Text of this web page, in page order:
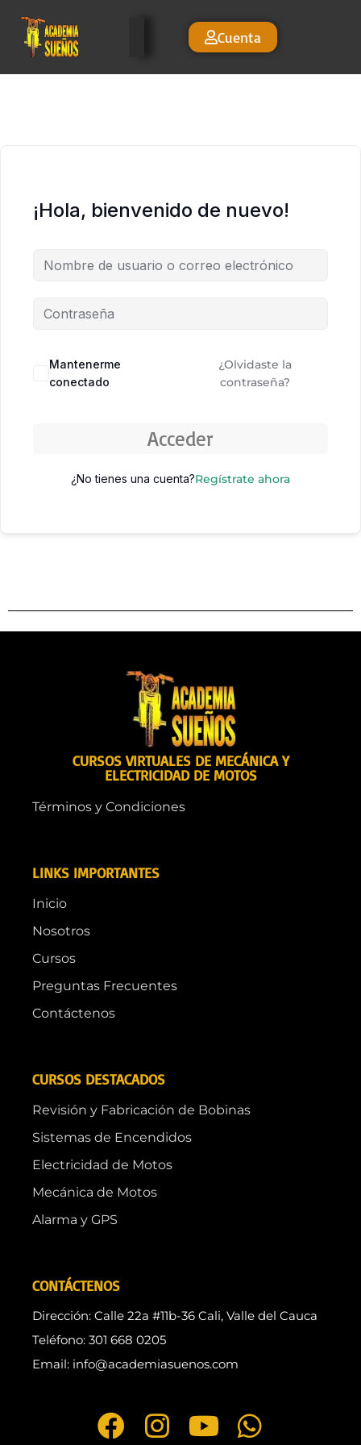
Cuenta
¡Hola, bienvenido de nuevo!
Mantenerme
conectado
¿Olvidaste la
contraseña?
Acceder
¿No tienes una cuenta?Regístrate ahora
CURSOS VIRTUALES DE MECÁNICA Y
ELECTRICIDAD DE MOTOS
Términos y Condiciones
LINKS IMPORTANTES
Inicio
Nosotros
Cursos
Preguntas Frecuentes
Contáctenos
CURSOS DESTACADOS
Revisión y Fabricación de Bobinas
Sistemas de Encendidos
Electricidad de Motos
Mecánica de Motos
Alarma y GPS
CONTÁCTENOS
Dirección: Calle 22a #11b-36 Cali, Valle del Cauca
Teléfono: 301 668 0205
Email: info@academiasuenos.com